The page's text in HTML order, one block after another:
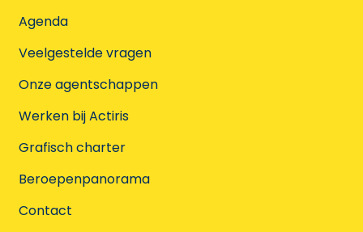
Agenda
Veelgestelde vragen
Onze agentschappen
Werken bij Actiris
Grafisch charter
Beroepenpanorama
Contact